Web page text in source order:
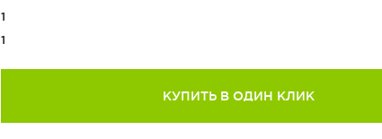
1
1
КУПИТЬ В ОДИН КЛИК